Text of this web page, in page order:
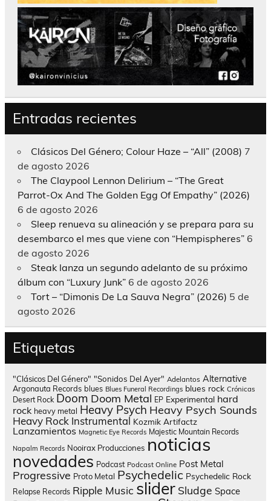
Entradas recientes
Clásicos Del Género; Colour Haze – “All” (2008) 7
de agosto 2026
The Claypool Lennon Delirium – “The Great
Parrot-Ox And The Golden Egg Of Empathy” (2026)
6 de agosto 2026
Sleep renueva su alineación y se prepara para su
desembarco el mes que viene con “Hempispheres” 6
de agosto 2026
Steak lanza un segundo adelanto de su próximo
álbum con “Luxury Junk” 6 de agosto 2026
Tort – “Dimonis De La Sauva Negra” (2026) 5 de
agosto 2026
Etiquetas
"Clásicos Del Género" "Sonidos Del Ayer" Adelantos Alternative
Argonauta Records blues Blues Funeral Recordings blues rock Crónicas
Desert Rock Doom Doom Metal EP Experimental hard
rock heavy metal Heavy Psych Heavy Psych Sounds
Heavy Rock Instrumental Kozmik Artifactz
Lanzamientos Magnetic Eye Records Majestic Mountain Records
Napalm Records Nooirax Producciones noticias
novedades Podcast Podcast Online Post Metal
Progressive Proto Metal Psychedelic Psychedelic Rock
Relapse Records Ripple Music slider Sludge Space